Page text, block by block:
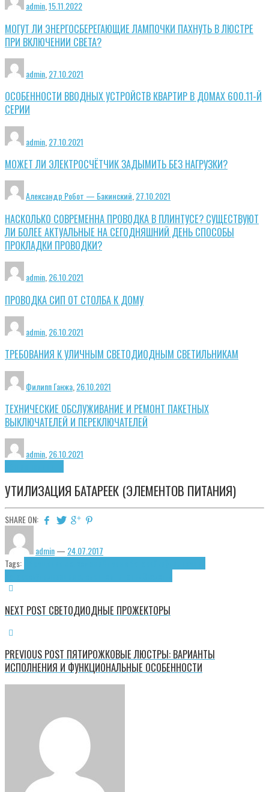
admin 15.11.2022
МОГУТ ЛИ ЭНЕРГОСБЕРЕГАЮЩИЕ ЛАМПОЧКИ ПАХНУТЬ В ЛЮСТРЕ
ПРИ ВКЛЮЧЕНИИ СВЕТА?
admin 27.10.2021
ОСОБЕННОСТИ ВВОДНЫХ УСТРОЙСТВ КВАРТИР В ДОМАХ 600.11-Й
СЕРИИ
admin 27.10.2021
МОЖЕТ ЛИ ЭЛЕКТРОСЧЁТЧИК ЗАДЫМИТЬ БЕЗ НАГРУЗКИ?
Александр Робот — Бакинский,27.10.2021
НАСКОЛЬКО СОВРЕМЕННА ПРОВОДКА В ПЛИНТУСЕ? СУЩЕСТВУЮТ
ЛИ БОЛЕЕ АКТУАЛЬНЫЕ НА СЕГОДНЯШНИЙ ДЕНЬ СПОСОБЫ
ПРОКЛАДКИ ПРОВОДКИ?
admin 26.10.2021
ПРОВОДКА СИП ОТ СТОЛБА К ДОМУ
admin 26.10.2021
ТРЕБОВАНИЯ К УЛИЧНЫМ СВЕТОДИОДНЫМ СВЕТИЛЬНИКАМ
Филипп Ганжа 26.10.2021
ТЕХНИЧЕСКИЕ ОБСЛУЖИВАНИЕ И РЕМОНТ ПАКЕТНЫХ
ВЫКЛЮЧАТЕЛЕЙ И ПЕРЕКЛЮЧАТЕЛЕЙ
admin,26.10.2021
УТИЛИЗАЦИЯ БАТАРЕЕК (ЭЛЕМЕНТОВ ПИТАНИЯ)
SHARE ON:
admin— 24.07.2017
Tags:
NEXT POST СВЕТОДИОДНЫЕ ПРОЖЕКТОРЫ
PREVIOUS POST ПЯТИРОЖКОВЫЕ ЛЮСТРЫ: ВАРИАНТЫ
ИСПОЛНЕНИЯ И ФУНКЦИОНАЛЬНЫЕ ОСОБЕННОСТИ